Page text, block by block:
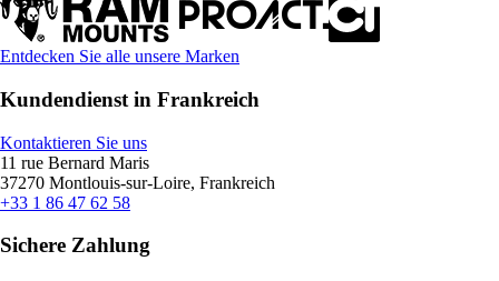
Entdecken Sie alle unsere Marken
Kundendienst in Frankreich
Kontaktieren Sie uns
11 rue Bernard Maris
37270 Montlouis-sur-Loire, Frankreich
+33 1 86 47 62 58
Sichere Zahlung